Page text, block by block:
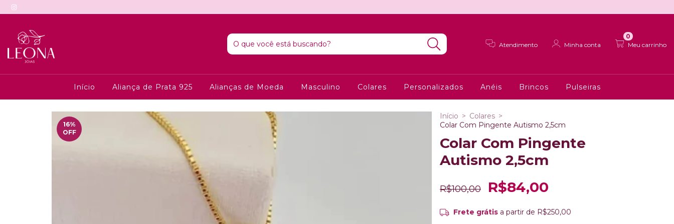
Atendimento Minha conta Meu carrinho
0
Início Aliança de Prata 925 Alianças de Moeda Masculino Colares Personalizados Anéis Brincos Pulseiras
16%
OFF
Início > Colares >
Colar Com Pingente Autismo 2,5cm
Colar Com Pingente
Autismo 2,5cm
R$100,00 R$84,00
Frete grátis a partir de R$250,00